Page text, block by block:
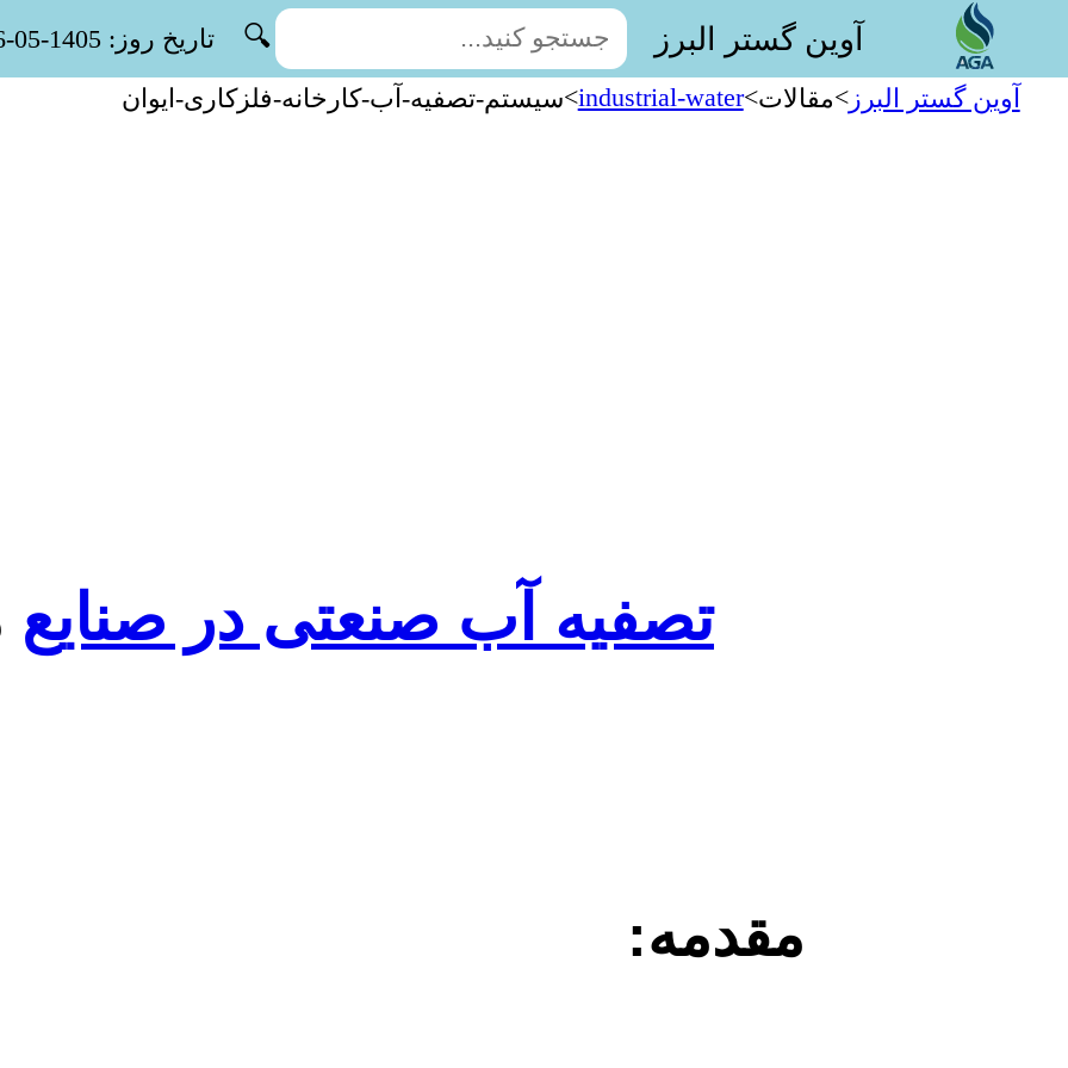
آوین گستر البرز 🔍 تاریخ روز: 1405-05-16
تصفیه آب صنعتی در صنایع
آوین گستر البرز>مقالات>
industrial-water
>سیستم-تصفیه-آب-کارخانه-فلزکاری-ایوان
مقدمه: